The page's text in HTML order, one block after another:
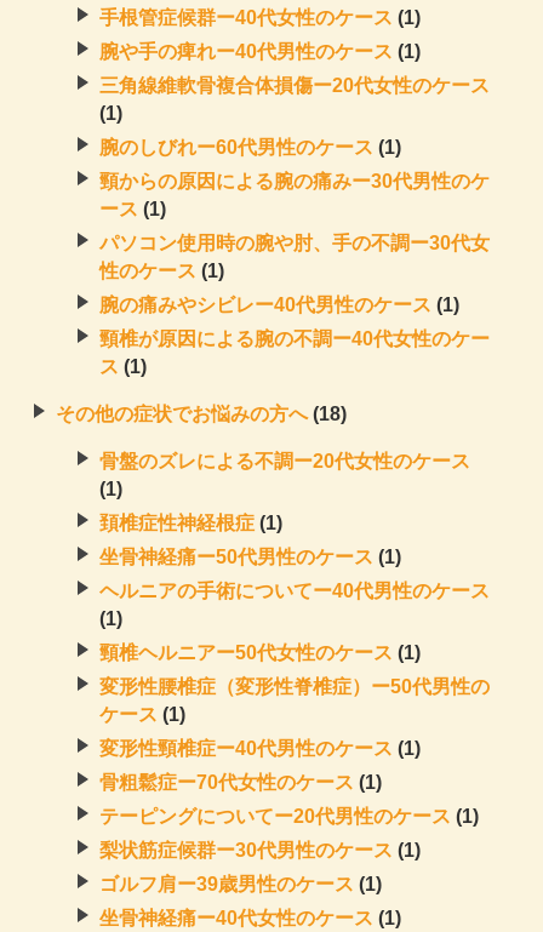
手根管症候群ー40代女性のケース (1)
腕や手の痺れー40代男性のケース (1)
三角線維軟骨複合体損傷ー20代女性のケース
(1)
腕のしびれー60代男性のケース (1)
頸からの原因による腕の痛みー30代男性のケ
ース (1)
パソコン使用時の腕や肘、手の不調ー30代女
性のケース (1)
腕の痛みやシビレー40代男性のケース (1)
頸椎が原因による腕の不調ー40代女性のケー
ス (1)
その他の症状でお悩みの方へ(18)
骨盤のズレによる不調ー20代女性のケース
(1)
頚椎症性神経根症 (1)
坐骨神経痛ー50代男性のケース (1)
ヘルニアの手術についてー40代男性のケース
(1)
頸椎ヘルニアー50代女性のケース (1)
変形性腰椎症（変形性脊椎症）ー50代男性の
ケース (1)
変形性頸椎症ー40代男性のケース (1)
骨粗鬆症ー70代女性のケース (1)
テーピングについてー20代男性のケース (1)
梨状筋症候群ー30代男性のケース (1)
ゴルフ肩ー39歳男性のケース (1)
坐骨神経痛ー40代女性のケース (1)